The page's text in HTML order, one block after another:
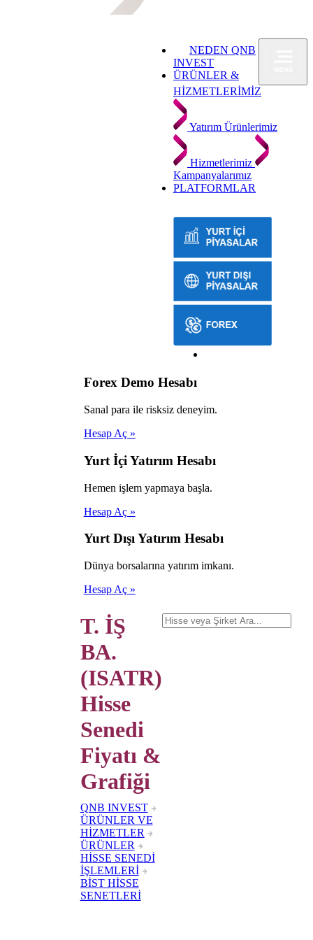
NEDEN QNB
INVEST
ÜRÜNLER &
HİZMETLERİMİZ
Yatırım Ürünlerimiz
Hizmetlerimiz
Kampanyalarımız
PLATFORMLAR
Forex Demo Hesabı
Sanal para ile risksiz deneyim.
Hesap Aç »
Yurt İçi Yatırım Hesabı
Hemen işlem yapmaya başla.
Hesap Aç »
Yurt Dışı Yatırım Hesabı
Dünya borsalarına yatırım imkanı.
Hesap Aç »
T. İŞ
BA.
(ISATR)
Hisse
Senedi
Fiyatı &
Grafiği
QNB INVEST
ÜRÜNLER VE
HİZMETLER
ÜRÜNLER
HİSSE SENEDİ
İŞLEMLERİ
BİST HİSSE
SENETLERİ